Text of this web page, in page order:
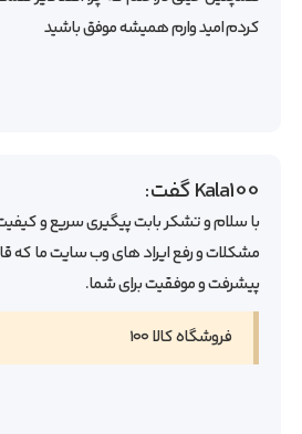
کردم امید وارم همیشه موفق باشید
Kala100گفت:
با سلام و تشکر بابت پیگیری سریع و
مشکلات و رفع ایراد های وب سایت ما که
پیشرفت و موفقیت برای شما.
فروشگاه کالا ۱۰۰